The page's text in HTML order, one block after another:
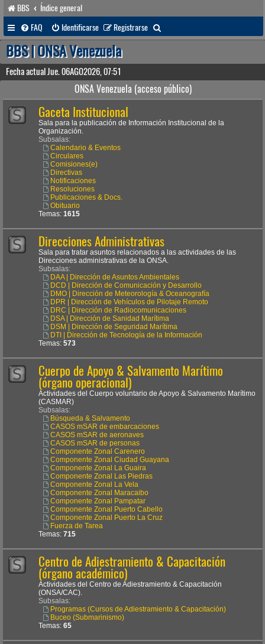
BBS
Índice general
FAQ
Identificarse Registrarse
u
a
BBS | ONSA Venezuela
Fecha actual Jue. 06AGO2026, 07:51
ONSA Venezuela (acceso público)
Gaceta Institucional
Sala para la publicación de Información Institucional de la
Organización.
Subsalas:
Calendario & Eventos
Circulares
Comisiones(e)
Directivas
Notificaciones
Resoluciones
Publicaciones & Docs.
Obituario
Temas: 1615
Direcciones Administrativas
Sala para tratar asuntos relacionados a las actividades de las
Direcciones administrativas de la ONSA.
Subsalas:
DAA | Dirección de Asuntos Ambientales
DCD | Dirección de Comunicación y Desarrollo
DMO | Dirección de Meteorología & Oceanografía
DPR | Dirección de Vehículos de Pilotaje Remoto
DRC | Dirección de Radiocomunicaciones
DSA | Dirección de Sanidad Marítima
DSM | Dirección de Seguridad Marítima
DTI | Dirección de Tecnología de la Información
Temas: 573
Cuerpo de Apoyo & Salvamento Marítimo
(órgano operacional)
Actividades del Cuerpo voluntario de Apoyo & Salvamento Marítimo
(CASMAR)
Subsalas:
Búsqueda & Salvamento
CASOS mSAR de embarcaciones
CASOS mSAR de aeronaves
CASOS mSAR de personas
Componente Zonal Carenero
Componente Zonal Ciudad Guayana
Componente Zonal La Guaira
Componente Zonal Las Piedras
Componente Zonal La Vela
Componente Zonal Maracaibo
Componente Zonal Pampatar
Componente Zonal Puerto Cabello
Componente Zonal Puerto La Cruz
Fuerza de Tarea
Temas: 715
Centro de Adiestramiento & Capacitación
(órgano académico)
Actividades del Centro de Adiestramiento & Capacitación
(ONSA/CAC).
Subsalas:
Programas (Cursos de Adiestramiento & Capacitación)
Buceo (Submarinismo)
Temas: 65